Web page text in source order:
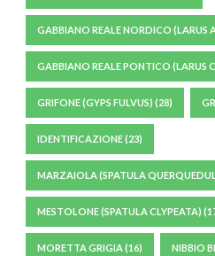
GABBIANO REALE NORDICO (LARUS
GABBIANO REALE PONTICO (LARUS
GRIFONE (GYPS FULVUS) (28)
IDENTIFICAZIONE(23)
MARZAIOLA (SPATULA
MESTOLONE (SPATULA CLYPEATA)
MORETTA GRIGIA(16) NIBBIO